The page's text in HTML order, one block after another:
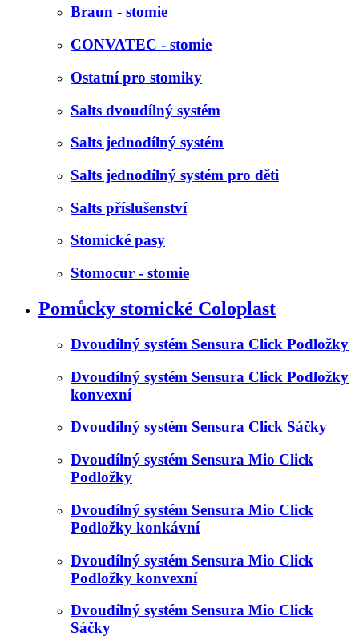
Braun - stomie
CONVATEC - stomie
Ostatní pro stomiky
Salts dvoudílný systém
Salts jednodílný systém
Salts jednodílný systém pro děti
Salts příslušenství
Stomické pasy
Stomocur - stomie
Pomůcky stomické Coloplast
Dvoudílný systém Sensura Click Podložky
Dvoudílný systém Sensura Click Podložky
konvexní
Dvoudílný systém Sensura Click Sáčky
Dvoudílný systém Sensura Mio Click
Podložky
Dvoudílný systém Sensura Mio Click
Podložky konkávní
Dvoudílný systém Sensura Mio Click
Podložky konvexní
Dvoudílný systém Sensura Mio Click
Sáčky